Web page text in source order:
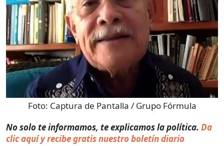
Foto: Captura de Pantalla / Grupo Fórmula
No solo te informamos, te explicamos la política. Da
clic aquí y recibe gratis nuestro boletín diario